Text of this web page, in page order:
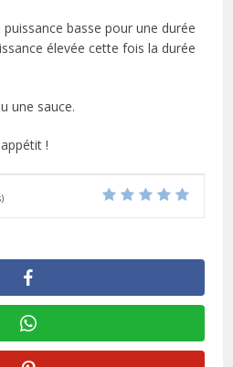
basse pour une durée
élevée cette fois la durée
une sauce.
!